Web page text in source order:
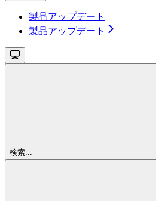
製品アップデート
製品アップデート
検索...